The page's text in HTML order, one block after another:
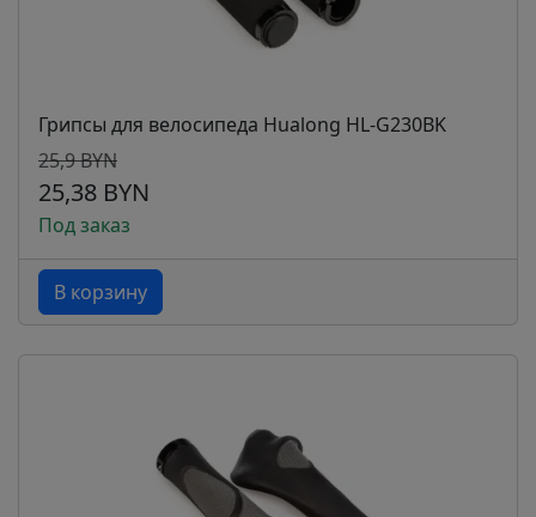
Грипсы для велосипеда Hualong HL-G230BK
25,9 BYN
25,38 BYN
Под заказ
В корзину